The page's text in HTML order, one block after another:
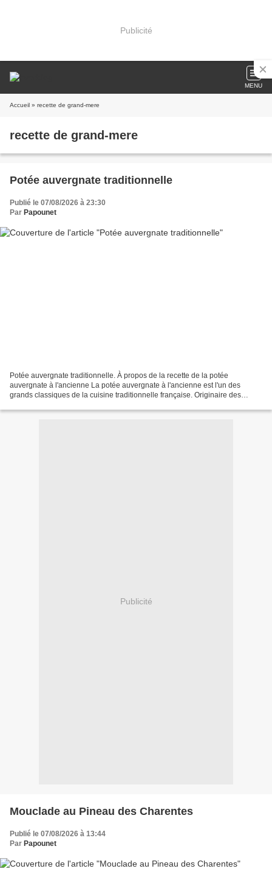
Publicité
MENU
Accueil » recette de grand-mere
recette de grand-mere
Potée auvergnate traditionnelle
Publié le 07/08/2026 à 23:30
Par Papounet
Potée auvergnate traditionnelle. À propos de la recette de la potée
auvergnate à l'ancienne La potée auvergnate à l'ancienne est l'un des
grands classiques de la cuisine traditionnelle française. Originaire des
Publicité
Mouclade au Pineau des Charentes
Publié le 07/08/2026 à 13:44
Par Papounet